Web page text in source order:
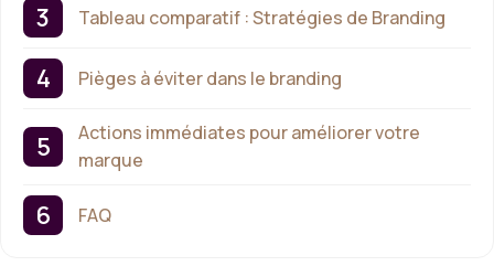
Tableau comparatif : Stratégies de Branding
Pièges à éviter dans le branding
Actions immédiates pour améliorer votre
marque
FAQ